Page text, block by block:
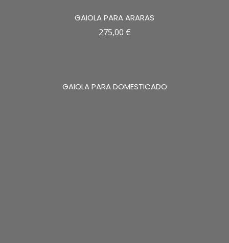
GAIOLA PARA ARARAS
275,00 €
GAIOLA PARA DOMESTICADO